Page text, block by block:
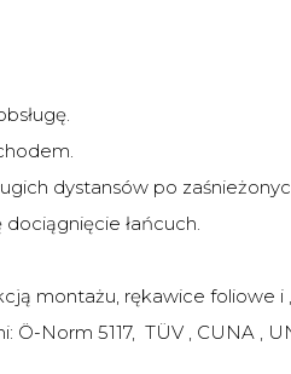
dystansów po
łańcuch.
montażu, rękawice foliowe i
Norm 5117, TÜV , CUNA ,